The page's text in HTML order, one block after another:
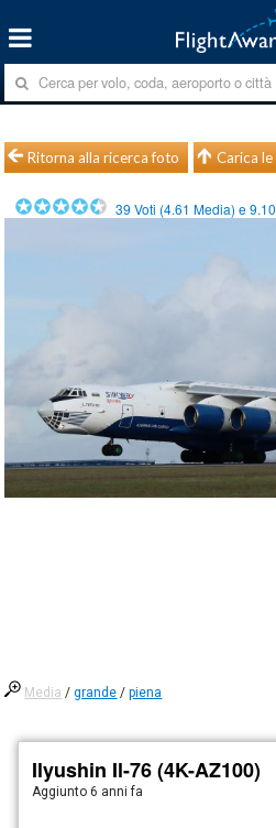
Ritorna alla ricerca foto Carica
39 Voti (4.61 Media) e
Media /grande /piena
Ilyushin Il-76 (4K-AZ100)
Aggiunto6 anni fa